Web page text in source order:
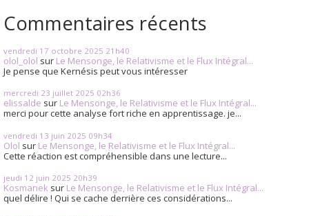
Commentaires récents
vendredi 17 octobre 2025 21h40
olol_olol sur Le Mensonge, le Relativisme et le Flux Intégral...
Je pense que Kernésis peut vous intéresser
mercredi 23 juillet 2025 02h36
elissalde sur Le Mensonge, le Relativisme et le Flux Intégral...
merci pour cette analyse fort riche en apprentissage. je...
vendredi 13 juin 2025 09h34
Olol sur Le Mensonge, le Relativisme et le Flux Intégral...
Cette réaction est compréhensible dans une lecture...
jeudi 12 juin 2025 20h39
Kosmanek sur Le Mensonge, le Relativisme et le Flux Intégral...
quel délire ! Qui se cache derrière ces considérations...